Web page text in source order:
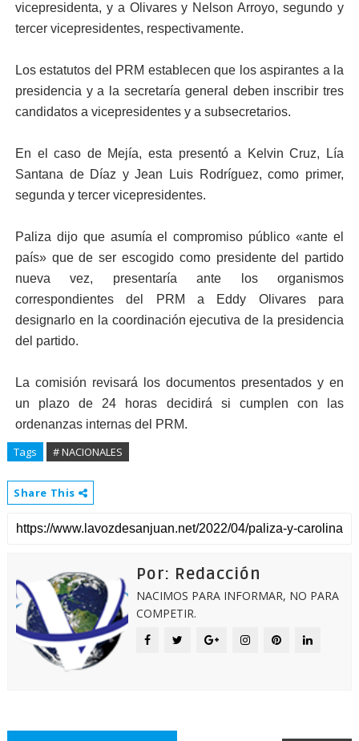
vicepresidenta, y a Olivares y Nelson Arroyo, segundo y
tercer vicepresidentes, respectivamente.
Los estatutos del PRM establecen que los aspirantes a la
presidencia y a la secretaría general deben inscribir tres
candidatos a vicepresidentes y a subsecretarios.
En el caso de Mejía, esta presentó a Kelvin Cruz, Lía
Santana de Díaz y Jean Luis Rodríguez, como primer,
segunda y tercer vicepresidentes.
Paliza dijo que asumía el compromiso público «ante el
país» que de ser escogido como presidente del partido
nueva vez, presentaría ante los organismos
correspondientes del PRM a Eddy Olivares para
designarlo en la coordinación ejecutiva de la presidencia
del partido.
La comisión revisará los documentos presentados y en
un plazo de 24 horas decidirá si cumplen con las
ordenanzas internas del PRM.
Tags # NACIONALES
Share This
Por: Redacción
NACIMOS PARA INFORMAR, NO PARA
COMPETIR.